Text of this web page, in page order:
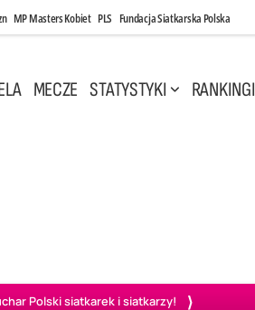
MP Masters Kobiet PLS Fundacja Siatkarska Polska
MECZE STATYSTYKI RANKINGI
Polski siatkarek i siatkarzy!